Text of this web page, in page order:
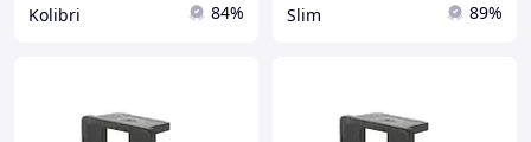
Kolibri 84% Slim 89%